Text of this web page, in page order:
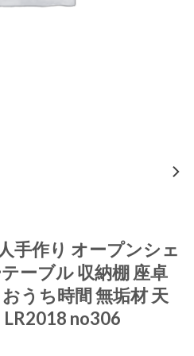
手作り オープンシェ
ーブル 収納棚 座卓
うち時間 無垢材 天
LR2018 no306